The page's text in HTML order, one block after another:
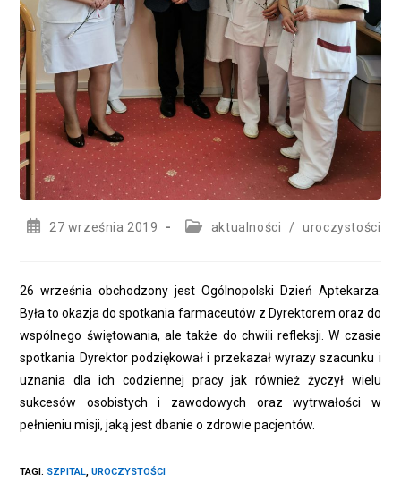
Post27 września 2019
Postaktualności / uroczystości
26 września obchodzony jest Ogólnopolski Dzień Aptekarza.
Była to okazja do spotkania farmaceutów z Dyrektorem oraz do
wspólnego świętowania, ale także do chwili refleksji. W czasie
spotkania Dyrektor podziękował i przekazał wyrazy szacunku i
uznania dla ich codziennej pracy jak również życzył wielu
sukcesów osobistych i zawodowych oraz wytrwałości w
pełnieniu misji, jaką jest dbanie o zdrowie pacjentów.
TAGI: SZPITAL, UROCZYSTOŚCI